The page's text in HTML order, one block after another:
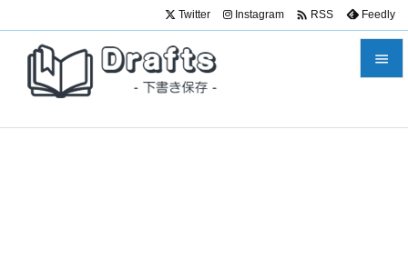

Twitter Instagram  RSS Feedly